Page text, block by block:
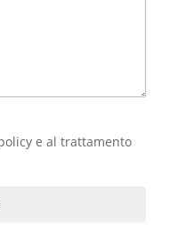
e al trattamento